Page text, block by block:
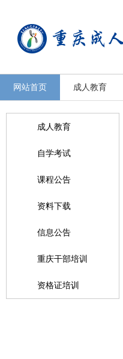
重庆成人学历中心
网站首页 成人教育
成人教育
自学考试
课程公告
资料下载
信息公告
重庆干部培训
资格证培训